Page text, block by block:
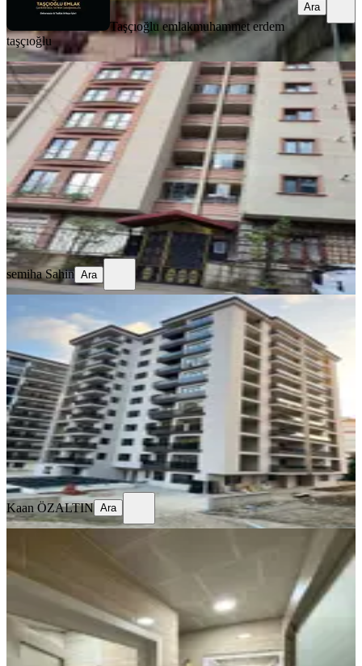
Taşçıoğlu emlakmuhammet erdem
taşçıoğlu
Ara
BALKONLU
Acil Satılık 3+1,145m² İslampaşa'da
Merkez, İslampaşa Mahallesi
3+1· 150 m² · 3. Kat·24.07.2026
6.350.000 ₺
semiha Sahin
Ara
semiha Sahin Ara
9 Fener Mahallesinde Acil Satılık Daire
Merkez, Fener Mahallesi
4+1· 174 m²·4. Kat 23.07.2026
13.500.000 ₺14.800.000 ₺
Kaan ÖZALTIN
Ara
Kaan ÖZALTIN Ara
Merkez, Bağdatlı Mahallesi
3+1·130 m² 4. Kat·15.07.2026
3.500.000 ₺